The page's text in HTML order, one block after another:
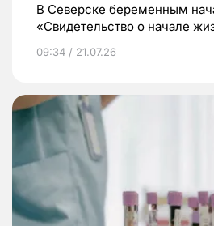
В Северске беременным
«Свидетельство о начале
09:34 / 21.07.26